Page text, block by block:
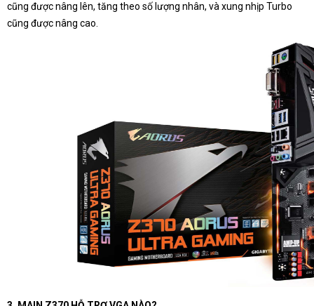
cũng được nâng lên, tăng theo số lượng nhân, và xung nhịp Turbo
cũng được nâng cao.